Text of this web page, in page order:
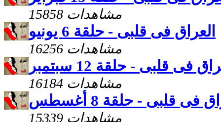
15858 مشاهدات
العراق فى قلبى - حلقة 6 يونيو
16256 مشاهدات
فى قلبى - حلقة 12 سبتمبر
16184 مشاهدات
فى قلبى - حلقة 8 أغسطس
15339 مشاهدات